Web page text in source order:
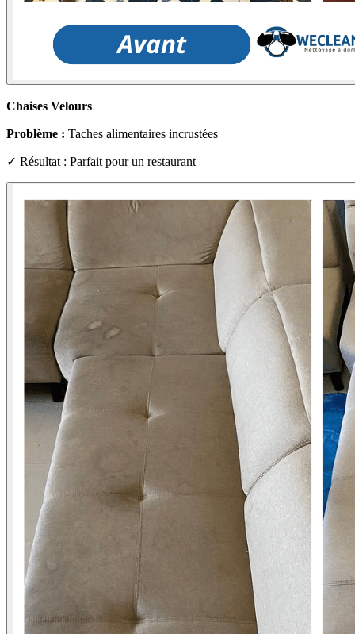
Chaises Velours
Problème : Taches alimentaires incrustées
✓ Résultat : Parfait pour un restaurant